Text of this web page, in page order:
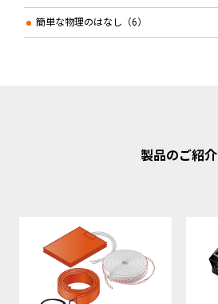
簡単な物理のはなし（6）
製品のご紹介